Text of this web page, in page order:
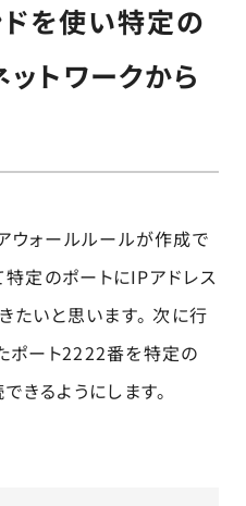
を使い特定の
トワークから
ウォールルールが作成で
特定のポートにIPアドレス
たいと思います。 次に行
ポート2222番を特定の
きるようにします。